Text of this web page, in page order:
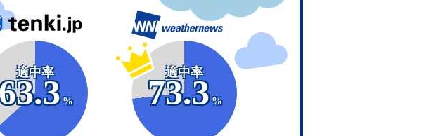
適中率
%
適中率
73.3
%